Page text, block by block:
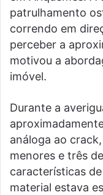
patrulhamento
correndo em
perceber a
motivou a
imóvel.
Durante a
análoga ao
menores e três
características
material estava